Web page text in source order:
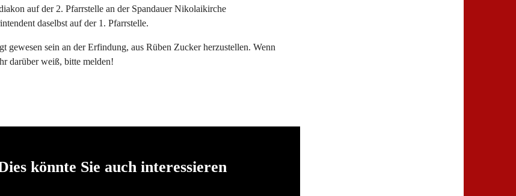
auf der 2. Pfarrstelle an der Spandauer Nikolaikirche
daselbst auf der 1. Pfarrstelle.
gewesen sein an der Erfindung, aus Rüben Zucker herzustellen. Wenn
darüber weiß, bitte melden!
könnte Sie auch interessieren